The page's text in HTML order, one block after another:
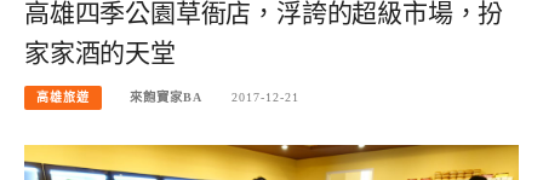
高雄四季公園草衙店，浮誇的超級市場，扮
家家酒的天堂
高雄旅遊 來飽寶家BA 2017-12-21